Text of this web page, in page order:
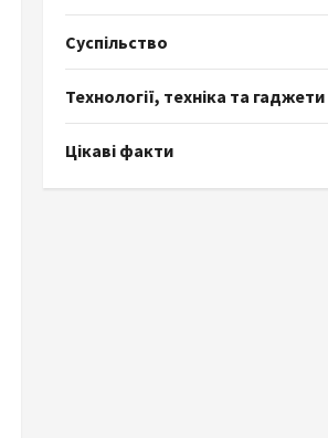
Суспільство
Технології, техніка та гаджети
Цікаві факти